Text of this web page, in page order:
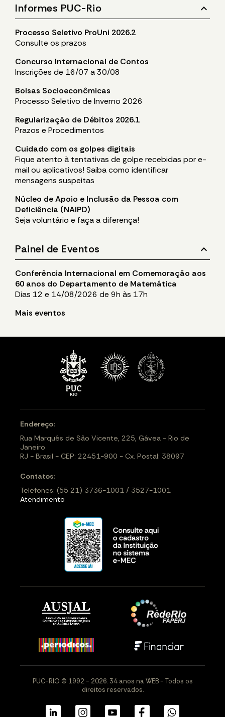
Informes PUC-Rio stat_minus_1
Processo Seletivo ProUni 2026.2
Consulte os prazos
Concurso Internacional de Contos
Inscrições de 16/07 a 30/08
Bolsas Socioeconômicas
Processo Seletivo de Inverno 2026
Regularização de Débitos 2026.1
Prazos e Procedimentos
Cuidado com os golpes digitais
Fique atento à tentativas de golpe recebidas por e-
mail ou aplicativos! Saiba como identificar
mensagens suspeitas
Núcleo de Apoio e Inclusão da Pessoa com
Deficiência (NAIPD)
Seja voluntário e faça a diferença!
Painel de Eventos stat_minus_1
Conferência Internacional em Comemoração aos
60 anos do Departamento de Matemática
Dias 12 e 14/08/2026 de 9h às 17h
Mais eventos